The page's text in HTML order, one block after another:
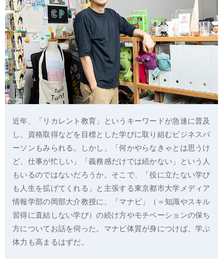
近年、「リカレント教育」というキーワードが急速に普及
し、資格取得などを目標とした学びに取り組むビジネスパ
ーソンもみられる。しかし、「何かやらなきゃとは思うけ
ど、仕事が忙しい」「義務感だけでは続かない」という人
もいるのではないだろうか。そこで、「役に立たない学び
も人生を拡げてくれる」と主張する東京都市大学メディア
情報学部の岡部大介教授に、「マナビ」（＝知識やスキル
習得に直結しない学び）の続け方やモチベーションの保ち
方についてお話を伺った。マナビ体質が身につけば、学ぶ
体力も高まるはずだ。